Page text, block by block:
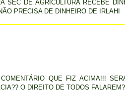
SEC DE AGRICULTURA RECEBE
PRECISA DE DINHEIRO DE IRLAHI
QUE FIZ ACIMA!!!
O DIREITO DE TODOS